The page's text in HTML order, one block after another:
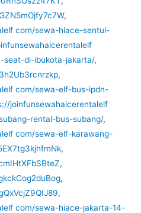
,
com/sewa-hiace-sentul-
di-ibukota-jakarta/,
,
com/sewa-elf-bus-ipdn-
joinfunsewahaicerentalelf
rental-bus-subang/,
com/sewa-elf-karawang-
,
,
,
,
com/sewa-hiace-jakarta-14-